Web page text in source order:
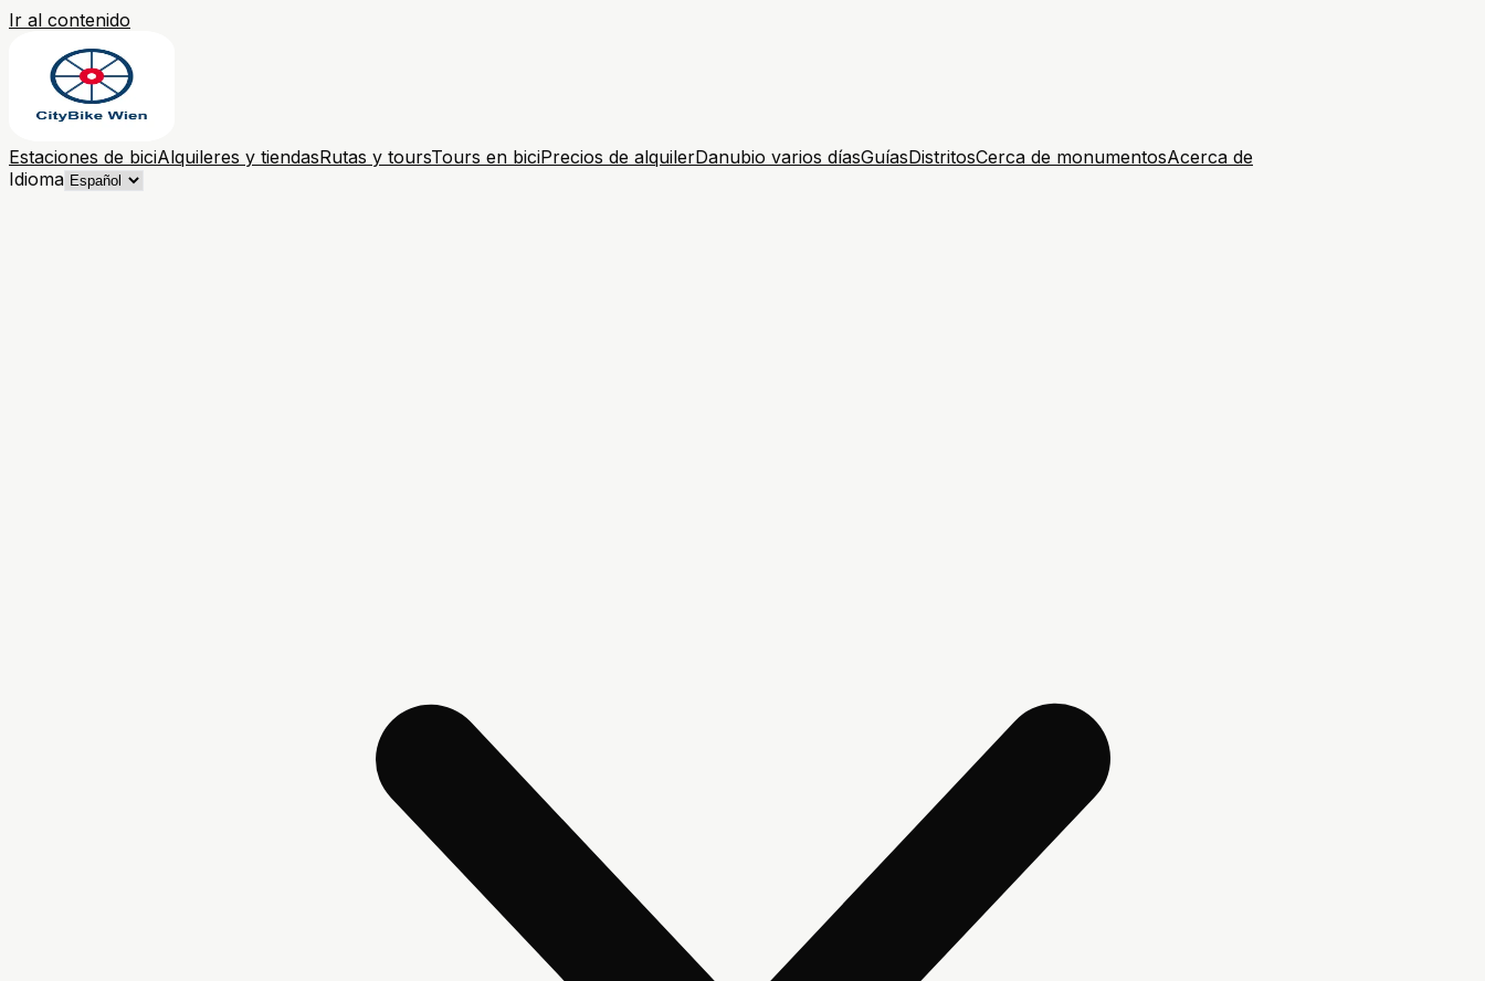
Ir al contenido
Estaciones de biciAlquileres y tiendasRutas y toursTours en biciPrecios de alquilerDanubio varios díasGuíasDistritosCerca de monumentosAcerca de
Idioma